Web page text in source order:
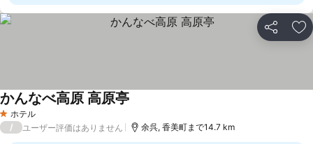
シェア お
1 ホテルのランク
ホテル
かんなべ高原 高原亭
/ ユーザー評価はありません 余呉, 香美町まで14.7 km